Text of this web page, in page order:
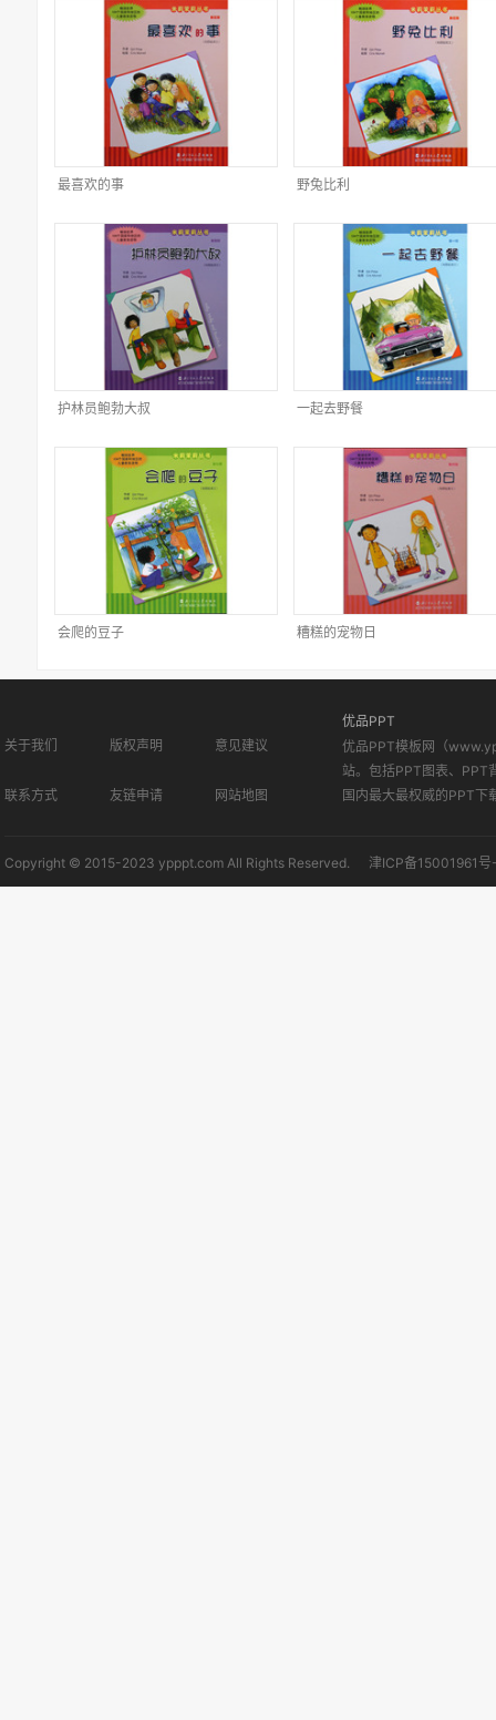
最喜欢的事 野兔比利
护林员鲍勃大叔 一起去野餐
会爬的豆子 糟糕的宠物日
关于我们 版权声明 意见建议
联系方式 友链申请 网站地图
优品PPT
优品PPT模板网（
站。包括PPT图表、PPT
国内最大最权威的PPT下
Copyright © 2015-2023 ypppt.com All Rights Reserved. 津ICP备15001961号